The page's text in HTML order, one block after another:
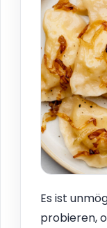
Es ist
probieren,